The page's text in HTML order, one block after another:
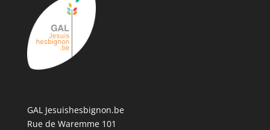
GAL Jesuishesbignon.be
Rue de Waremme 101